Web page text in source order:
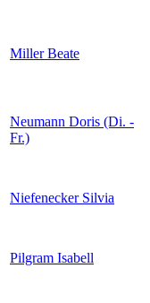
Miller Beate
Neumann Doris (Di. -
Fr.)
Niefenecker Silvia
Pilgram Isabell